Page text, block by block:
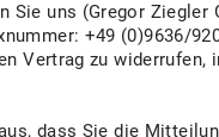
Sie uns (Gregor
+49 (0)9636/
Vertrag zu
dass Sie die